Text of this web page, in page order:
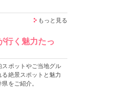
もっと見る
行く魅力たっ
スポットやご当地グル
る絶景スポットと魅力
をご紹介。